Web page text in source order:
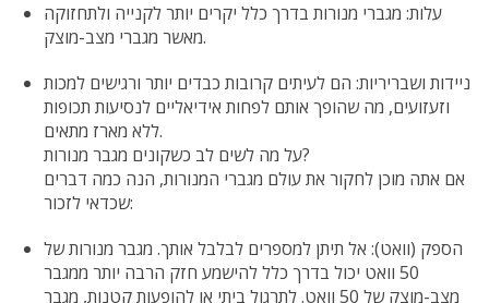
עלות: מגברי מנורות בדרך כלל יקרים יותר לקנייה ולתחזוקה
מאשר מגברי מצב-מוצק.
ניידות ושבריריות: הם לעיתים קרובות כבדים יותר ורגישים למכות
וזעזועים, מה שהופך אותם לפחות אידיאליים לנסיעות תכופות
ללא מארז מתאים.
על מה לשים לב כשקונים מגבר מנורות?
אם אתה מוכן לחקור את עולם מגברי המנורות, הנה כמה דברים
שכדאי לזכור:
הספק (וואט): אל תיתן למספרים לבלבל אותך. מגבר מנורות של
50 וואט יכול בדרך כלל להישמע חזק הרבה יותר ממגבר
מצב-מוצק של 50 וואט. לתרגול ביתי או להופעות קטנות, מגבר